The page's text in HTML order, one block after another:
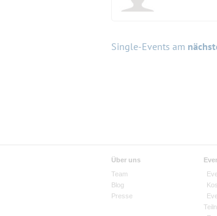
Single-Events am
Über uns
Team
Blog
Presse